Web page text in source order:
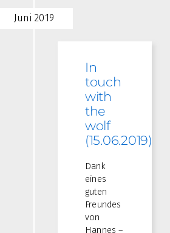
Juni 2019
In
touch
with
the
wolf
(15.06.2019)
Dank
eines
guten
Freundes
von
Hannes –